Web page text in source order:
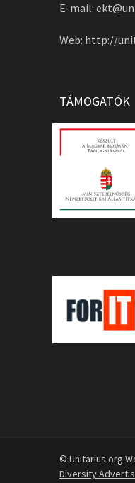
E-mail:
Web: http://
TÁMOGATÓK
© Unitarius.org
Diversity